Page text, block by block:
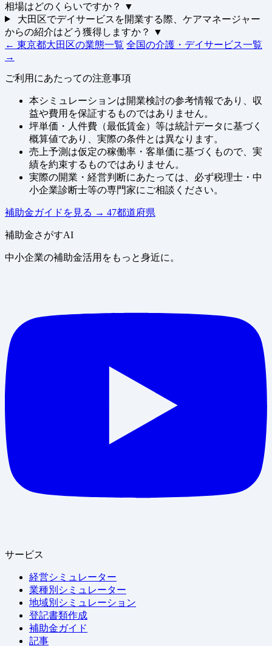
相場はどのくらいですか？
▼
大田区でデイサービスを開業する際、ケアマネージャー
からの紹介はどう獲得しますか？
▼
← 東京都大田区の業態一覧 全国の介護・デイサービス一覧
→
ご利用にあたっての注意事項
本シミュレーションは開業検討の参考情報であり、収
益や費用を保証するものではありません。
坪単価・人件費（最低賃金）等は統計データに基づく
概算値であり、実際の条件とは異なります。
売上予測は仮定の稼働率・客単価に基づくもので、実
績を約束するものではありません。
実際の開業・経営判断にあたっては、必ず税理士・中
小企業診断士等の専門家にご相談ください。
補助金ガイドを見る → 47都道府県
補助金さがすAI
中小企業の補助金活用をもっと身近に。
サービス
経営シミュレーター
業種別シミュレーター
地域別シミュレーション
登記書類作成
補助金ガイド
記事